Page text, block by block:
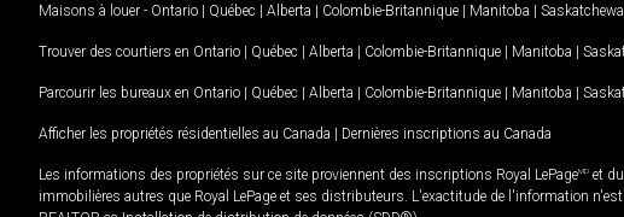
Maisons à louer - Ontario | Québec | Alberta | Colombie-Britannique | Manitoba |
Trouver des courtiers en Ontario | Québec | Alberta | Colombie-Britannique | Manitoba |
Parcourir les bureaux en Ontario | Québec | Alberta | Colombie-Britannique | Manitoba |
Afficher les propriétés résidentielles au Canada | Dernières inscriptions au Canada
Les informations des propriétés sur ce site proviennent des inscriptions Royal LePageMD et
immobilières autres que Royal LePage et ses distributeurs. L'exactitude de l'information